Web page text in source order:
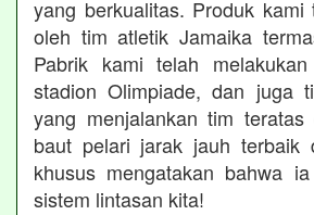
yang berkualitas. Produk kami
oleh tim atletik Jamaika
Pabrik kami telah
stadion Olimpiade, dan juga
yang menjalankan tim
baut pelari jarak jauh terbaik
khusus mengatakan bahwa
sistem lintasan kita!